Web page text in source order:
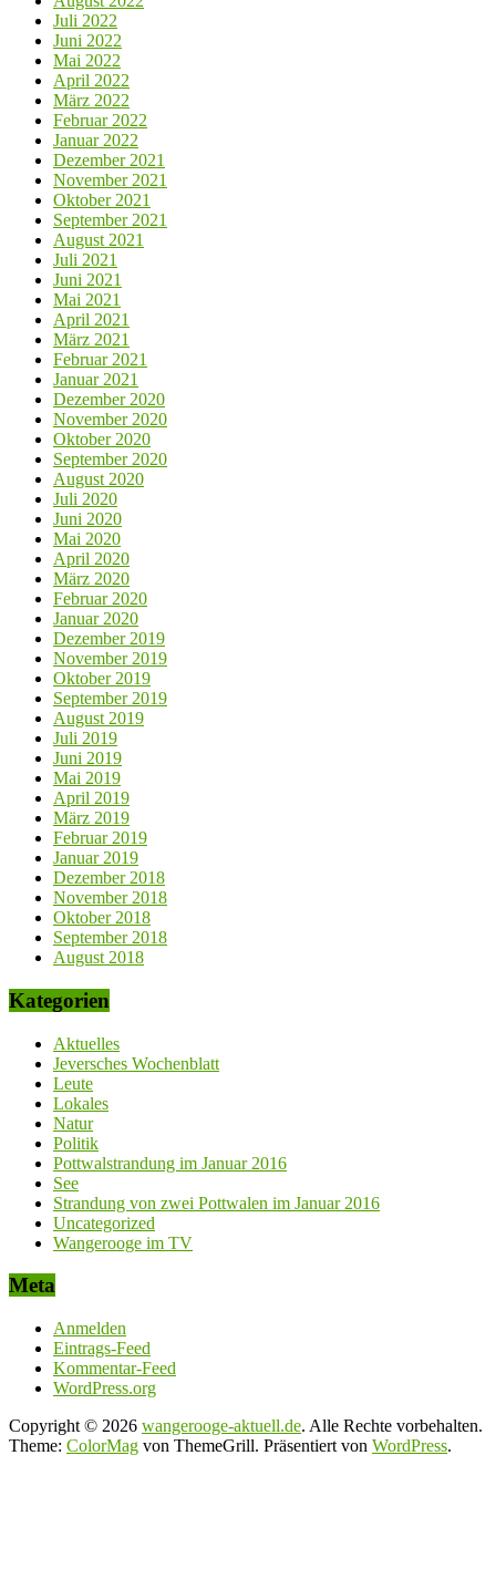
Juli 2022
Juni 2022
Mai 2022
April 2022
März 2022
Februar 2022
Januar 2022
Dezember 2021
November 2021
Oktober 2021
September 2021
August 2021
Juli 2021
Juni 2021
Mai 2021
April 2021
März 2021
Februar 2021
Januar 2021
Dezember 2020
November 2020
Oktober 2020
September 2020
August 2020
Juli 2020
Juni 2020
Mai 2020
April 2020
März 2020
Februar 2020
Januar 2020
Dezember 2019
November 2019
Oktober 2019
September 2019
August 2019
Juli 2019
Juni 2019
Mai 2019
April 2019
März 2019
Februar 2019
Januar 2019
Dezember 2018
November 2018
Oktober 2018
September 2018
August 2018
Kategorien
Aktuelles
Jeversches Wochenblatt
Leute
Lokales
Natur
Politik
Pottwalstrandung im Januar 2016
See
Strandung von zwei Pottwalen im Januar 2016
Uncategorized
Wangerooge im TV
Meta
Anmelden
Eintrags-Feed
Kommentar-Feed
WordPress.org
Copyright © 2026 wangerooge-aktuell.de. Alle Rechte vorbehalten.
Theme: ColorMag von ThemeGrill. Präsentiert von WordPress.